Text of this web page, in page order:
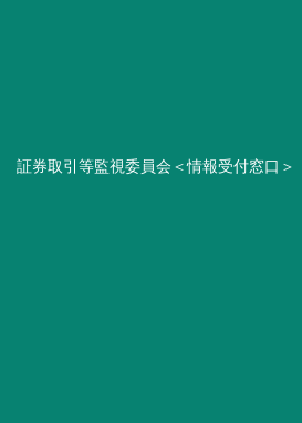
証券取引等監視委員会＜情報受付窓口＞